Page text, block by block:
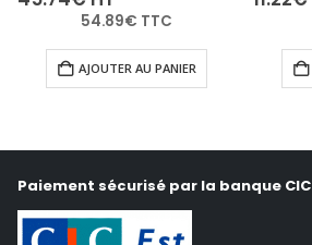
54.89€ TTC
AJOUTER AU PANIER
Paiement sécurisé par la banque CIC